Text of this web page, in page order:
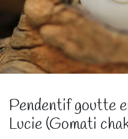
Pendentif goutte
Lucie (Gomati